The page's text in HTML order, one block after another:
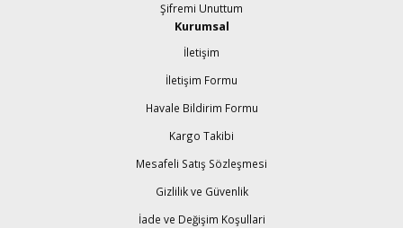
Şifremi Unuttum
Kurumsal
İletişim
İletişim Formu
Havale Bildirim Formu
Kargo Takibi
Mesafeli Satış Sözleşmesi
Gizlilik ve Güvenlik
İade ve Değişim Koşullari